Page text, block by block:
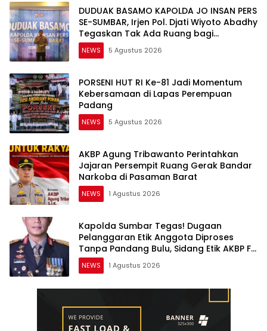
DUDUAK BASAMO KAPOLDA JO INSAN PERS
SE-SUMBAR, Irjen Pol. Djati Wiyoto Abadhy
Tegaskan Tak Ada Ruang bagi
Pelanggar Hukum di Internal Polri
NEWS 5 Agustus 2026
PORSENI HUT RI Ke-81 Jadi Momentum
Kebersamaan di Lapas Perempuan
Padang
NEWS 5 Agustus 2026
AKBP Agung Tribawanto Perintahkan
Jajaran Persempit Ruang Gerak Bandar
Narkoba di Pasaman Barat
NEWS 1 Agustus 2026
Kapolda Sumbar Tegas! Dugaan
Pelanggaran Etik Anggota Diproses
Tanpa Pandang Bulu, Sidang Etik AKBP F
Dipercepat
NEWS 1 Agustus 2026